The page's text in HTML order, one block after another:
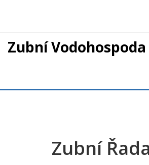
Zubní Vodohospoda
Zubní